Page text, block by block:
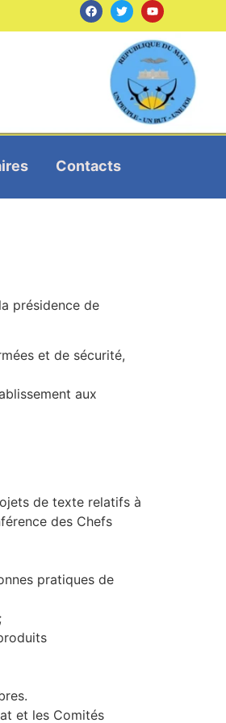
Contacts
présidence de
et de sécurité,
aux
de texte relatifs à
des Chefs
pratiques de
et les Comités